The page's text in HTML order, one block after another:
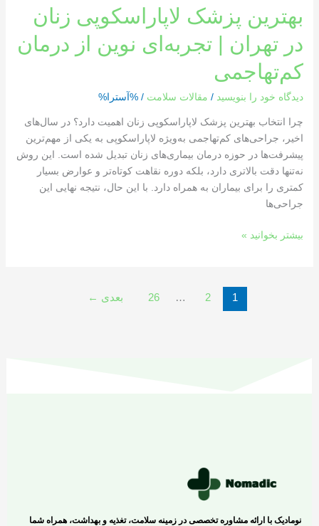
بهترین پزشک لاپاراسکوپی زنان
در تهران | تجربه‌ای نوین از درمان
کم‌تهاجمی
دیدگاه‌ خود را بنویسید / مقالات سلامت / %آسترا%
چرا انتخاب بهترین پزشک لاپاراسکوپی زنان اهمیت دارد؟ در سال‌های
اخیر، جراحی‌های کم‌تهاجمی به‌ویژه لاپاراسکوپی به یکی از مهم‌ترین
پیشرفت‌ها در حوزه درمان بیماری‌های زنان تبدیل شده است. این روش
نه‌تنها دقت بالاتری دارد، بلکه دوره نقاهت کوتاه‌تر و عوارض بسیار
کمتری را برای بیماران به همراه دارد. با این حال، نتیجه نهایی این
جراحی‌ها
بیشتر بخوانید »
1
2
…
26 بعدی ←
نومادیک با ارائه مشاوره تخصصی در زمینه سلامت، تغذیه و بهداشت، همراه شما